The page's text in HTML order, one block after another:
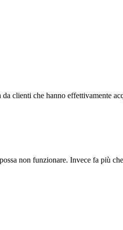
clienti che hanno effettivamente
non funzionare. Invece fa più